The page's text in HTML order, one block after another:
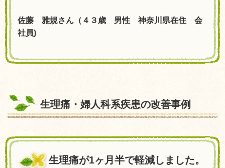
佐藤 雅規さん（４３歳 男性 神奈川県在住 会
社員)
生理痛・婦人科系疾患の改善事例
生理痛が1ヶ月半で軽減しました。